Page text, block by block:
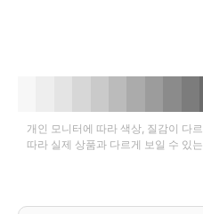
개인 모니터에 따라 색상, 질감이 다
따라 실제 상품과 다르게 보일 수 있